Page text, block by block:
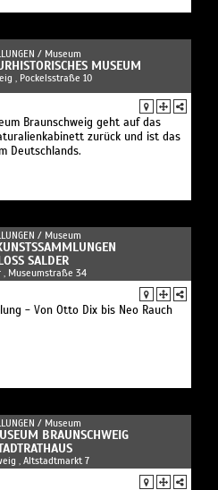
/ Museum
MUSEUM
, Pockelsstraße 10
Braunschweig geht auf das
zurück und ist das
Deutschlands.
/ Museum
SALDER
Museumstraße 34
- Von Otto Dix bis Neo Rauch
/ Museum
BRAUNSCHWEIG
, Altstadtmarkt 7